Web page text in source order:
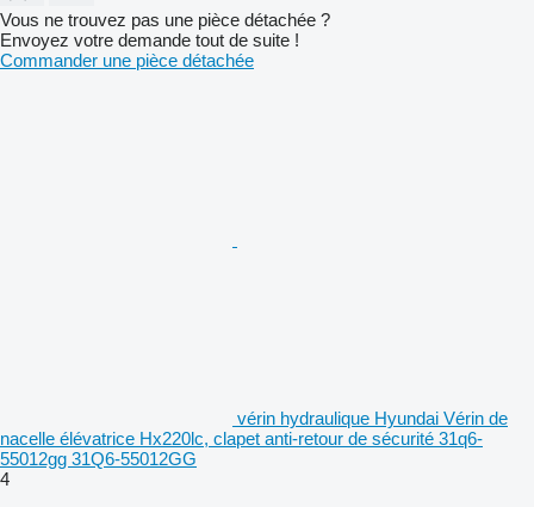
Vous ne trouvez pas une pièce détachée ?
Envoyez votre demande tout de suite !
Commander une pièce détachée
vérin hydraulique Hyundai Vérin de
nacelle élévatrice Hx220lc, clapet anti-retour de sécurité 31q6-
55012gg 31Q6-55012GG
4